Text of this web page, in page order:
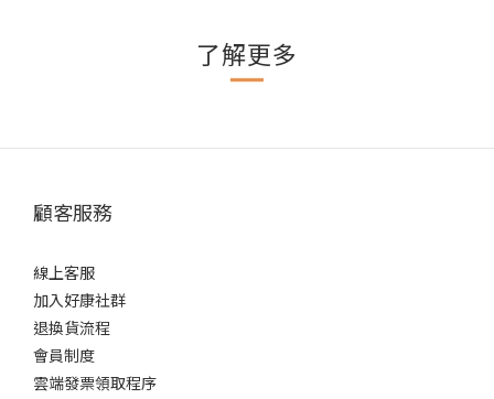
了解更多
顧客服務
線上客服
加入好康社群
退換貨流程
會員制度
雲端發票領取程序